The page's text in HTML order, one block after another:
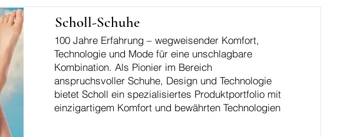
Scholl-Schuhe
100 Jahre Erfahrung – wegweisender Komfort,
Technologie und Mode für eine unschlagbare
Kombination. Als Pionier im Bereich
anspruchsvoller Schuhe, Design und Technologie
bietet Scholl ein spezialisiertes Produktportfolio mit
einzigartigem Komfort und bewährten Technologien